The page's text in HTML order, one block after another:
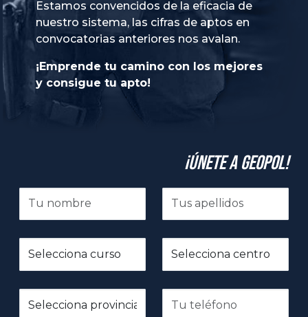
Estamos convencidos de la eficacia de
nuestro sistema, las cifras de aptos en
convocatorias anteriores nos avalan.
¡Emprende tu camino con los mejores
y consigue tu apto!
¡Únete a GeoPol!